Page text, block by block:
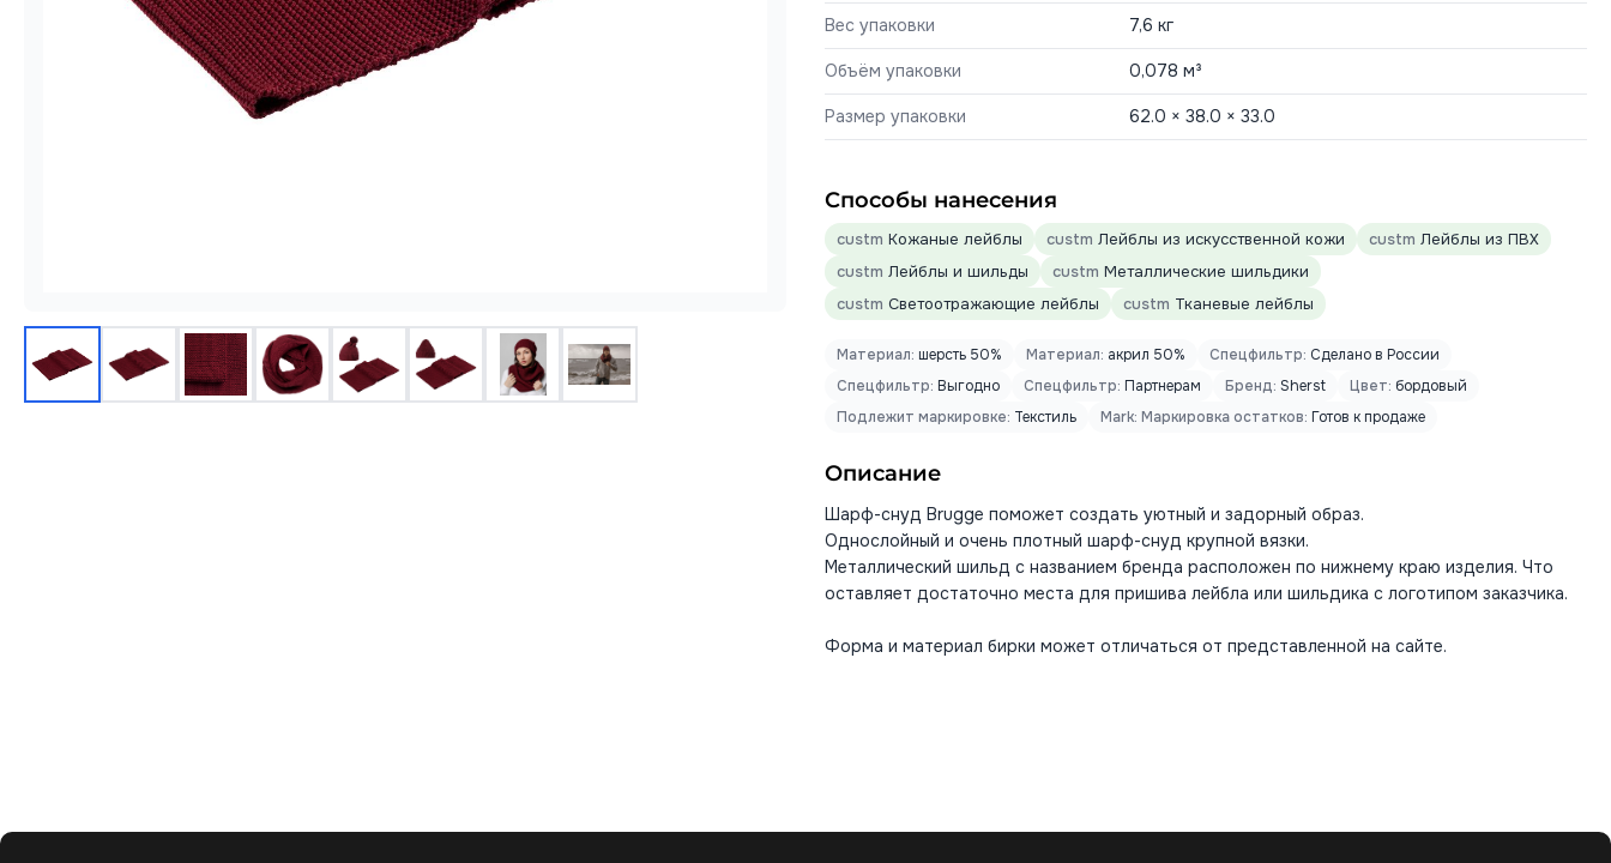
Вес упаковки 7,6 кг
Объём упаковки 0,078 м³
Размер упаковки 62.0 × 38.0 × 33.0
Способы нанесения
custm Кожаные лейблы custm Лейблы из искусственной кожи custm Лейблы из ПВХ
custm Лейблы и шильды custm Металлические шильдики
custm Светоотражающие лейблы custm Тканевые лейблы
Материал: шерсть 50% Материал: акрил 50% Спецфильтр: Сделано в России
Спецфильтр: Выгодно Спецфильтр: Партнерам Бренд: Sherst Цвет: бордовый
Подлежит маркировке: Текстиль Mark: Маркировка остатков: Готов к продаже
Описание
Шарф-снуд Brugge поможет создать уютный и задорный образ.
Однослойный и очень плотный шарф-снуд крупной вязки.
Металлический шильд с названием бренда расположен по нижнему краю изделия. Что
оставляет достаточно места для пришива лейбла или шильдика с логотипом заказчика.
Форма и материал бирки может отличаться от представленной на сайте.